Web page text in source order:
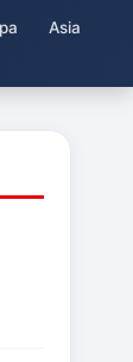
Asia